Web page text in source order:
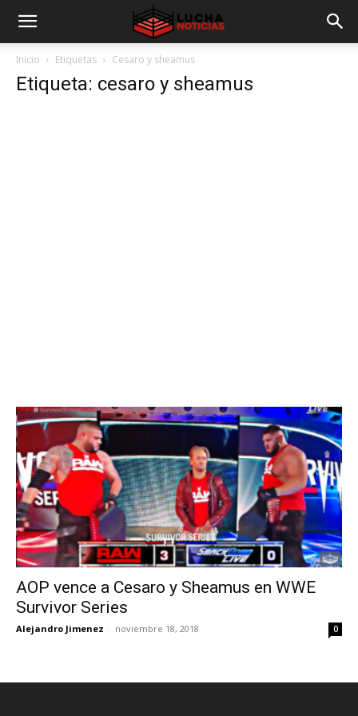
Inicio Etiquetas Cesaro y sheamus
Etiqueta: cesaro y sheamus
AOP vence a Cesaro y Sheamus en WWE
Survivor Series
Alejandro Jimenez - noviembre 18, 2018 0